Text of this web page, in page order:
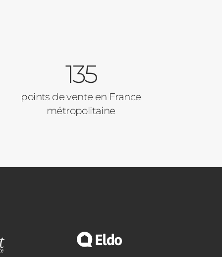
135
points de vente en France
métropolitaine